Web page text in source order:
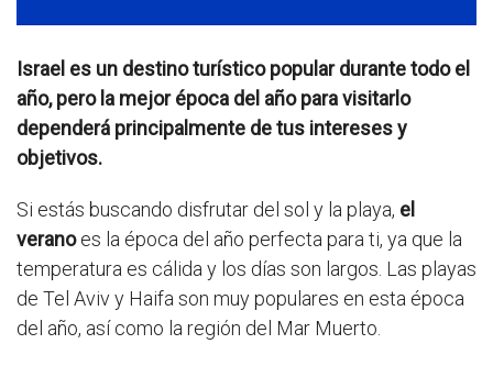
Israel es un destino turístico popular durante todo el
año, pero la mejor época del año para visitarlo
dependerá principalmente de tus intereses y
objetivos.
Si estás buscando disfrutar del sol y la playa, el
veranoes la época del año perfecta para ti, ya que la
temperatura es cálida y los días son largos. Las playas
de Tel Aviv y Haifa son muy populares en esta época
del año, así como la región del Mar Muerto.